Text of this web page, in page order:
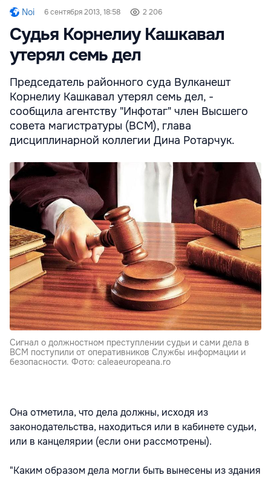
Noi 6 сентября 2013, 18:58 2 206
Судья Корнелиу Кашкавал
утерял семь дел
Председатель районного суда Вулканешт
Корнелиу Кашкавал утерял семь дел, -
сообщила агентству "Инфотаг" член Высшего
совета магистратуры (ВСМ), глава
дисциплинарной коллегии Дина Ротарчук.
Сигнал о должностном преступлении судьи и сами дела в
ВСМ поступили от оперативников Службы информации и
безопасности. Фото: caleaeuropeana.ro
Она отметила, что дела должны, исходя из
законодательства, находиться или в кабинете судьи,
или в канцелярии (если они рассмотрены).
"Каким образом дела могли быть вынесены из здания